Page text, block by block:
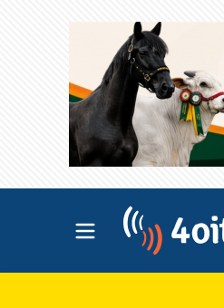
Abrir menu principal